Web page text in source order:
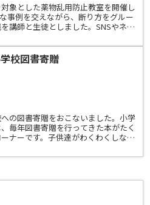
象とした薬物乱用防止教室を開催し
事例を交えながら、断り方をグルー
講師と生徒としました。SNSやネッ
校図書寄贈
の図書寄贈をおこないました。小学
毎年図書寄贈を行ってきた本がたく
ナーです。子供達がわくわくしなが